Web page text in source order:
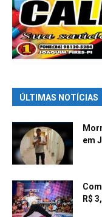
ÚLTIMAS NOTÍCIAS
em
R$